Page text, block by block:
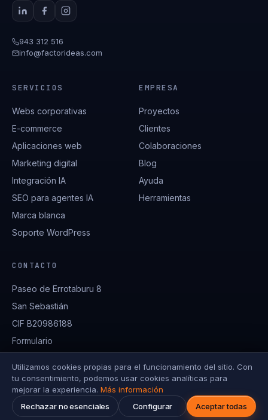
943 312 516
info@factorideas.com
943 312 516
info@factorideas.com
SERVICIOS
Webs corporativas
E-commerce
Aplicaciones web
Marketing digital
Integración IA
SEO para agentes IA
Marca blanca
Soporte WordPress
EMPRESA
Proyectos
Clientes
Colaboraciones
Blog
Ayuda
Herramientas
CONTACTO
Paseo de Errotaburu 8
San Sebastián
CIF B20986188
Formulario
© 2026 Factor Ideas — Todos los derechos reservados
Aviso legal
Cookies Configurar cookies
Utilizamos cookies propias para el funcionamiento del sitio. Con
tu consentimiento, podemos usar cookies analíticas para
mejorar la experiencia. Más información
Rechazar no esenciales
Configurar Aceptar todas